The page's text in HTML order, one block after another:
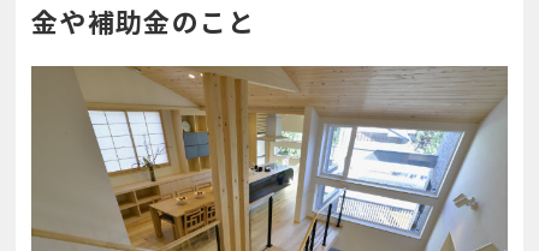
金や補助金のこと